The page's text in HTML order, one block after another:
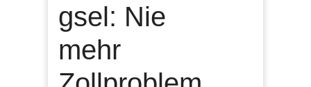
gsel: Nie
mehr